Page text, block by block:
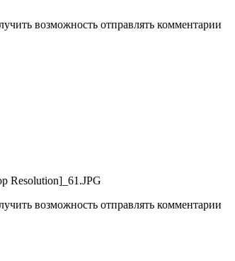
возможность отправлять комментарии
возможность отправлять комментарии